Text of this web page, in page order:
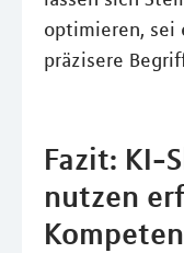
optimieren, sei
präzisere
Fazit: KI-
nutzen